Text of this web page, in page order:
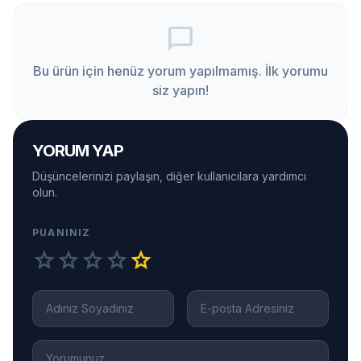
chat_bubble_outline
Bu ürün için henüz yorum yapılmamış. İlk yorumu
siz yapın!
YORUM YAP
Düşüncelerinizi paylaşın, diğer kullanıcılara yardımcı
olun.
PUANINIZ
starstarstarstarstar